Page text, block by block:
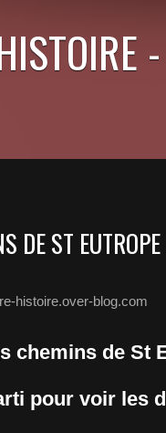
DE ST
histoire.over-blog.com
chemins de St
pour voir les